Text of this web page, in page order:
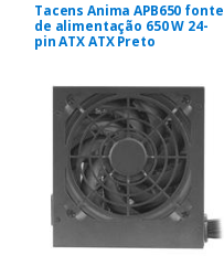
Tacens Anima APB650 fonte
de alimentação 650 W 24-
pin ATX ATX Preto